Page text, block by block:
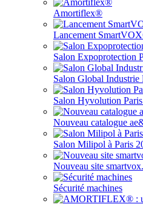
Amortiflex®
Lancement
Salon Expoprotection
Salon Global Industrie
Salon Hyvolution
Nouveau catalogue
Salon Milipol à Paris
Nouveau site
Sécurité machines